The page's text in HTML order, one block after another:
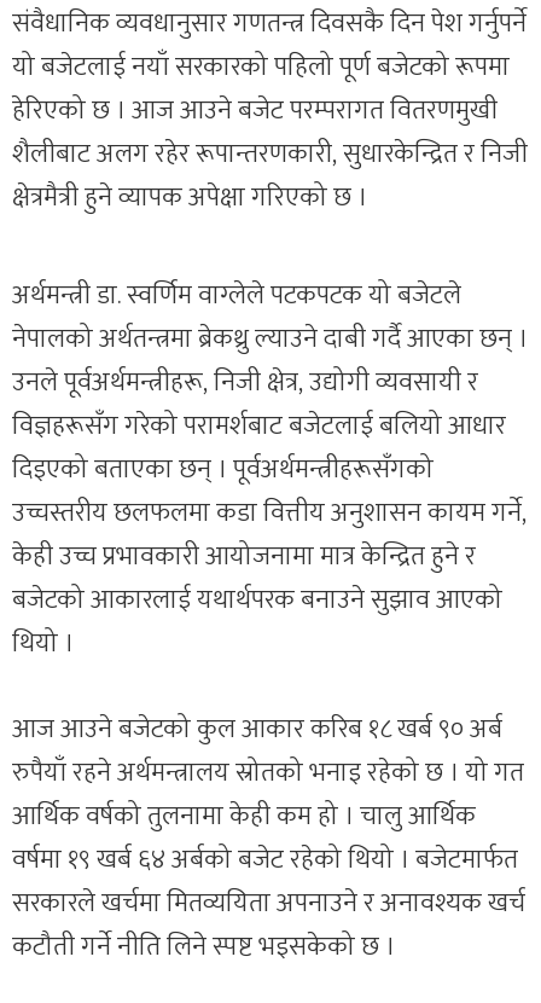
संवैधानिक व्यवधानुसार गणतन्त्र दिवसकै दिन पेश गर्नुपर्ने
यो बजेटलाई नयाँ सरकारको पहिलो पूर्ण बजेटको रूपमा
हेरिएको छ । आज आउने बजेट परम्परागत वितरणमुखी
शैलीबाट अलग रहेर रूपान्तरणकारी, सुधारकेन्द्रित र निजी
क्षेत्रमैत्री हुने व्यापक अपेक्षा गरिएको छ ।
अर्थमन्त्री डा. स्वर्णिम वाग्लेले पटकपटक यो बजेटले
नेपालको अर्थतन्त्रमा ब्रेकथ्रु ल्याउने दाबी गर्दै आएका छन् ।
उनले पूर्वअर्थमन्त्रीहरू, निजी क्षेत्र, उद्योगी व्यवसायी र
विज्ञहरूसँग गरेको परामर्शबाट बजेटलाई बलियो आधार
दिइएको बताएका छन् । पूर्वअर्थमन्त्रीहरूसँगको
उच्चस्तरीय छलफलमा कडा वित्तीय अनुशासन कायम गर्ने,
केही उच्च प्रभावकारी आयोजनामा मात्र केन्द्रित हुने र
बजेटको आकारलाई यथार्थपरक बनाउने सुझाव आएको
थियो ।
आज आउने बजेटको कुल आकार करिब १८ खर्ब ९० अर्ब
रुपैयाँ रहने अर्थमन्त्रालय स्रोतको भनाइ रहेको छ । यो गत
आर्थिक वर्षको तुलनामा केही कम हो । चालु आर्थिक
वर्षमा १९ खर्ब ६४ अर्बको बजेट रहेको थियो । बजेटमार्फत
सरकारले खर्चमा मितव्ययिता अपनाउने र अनावश्यक खर्च
कटौती गर्ने नीति लिने स्पष्ट भइसकेको छ ।